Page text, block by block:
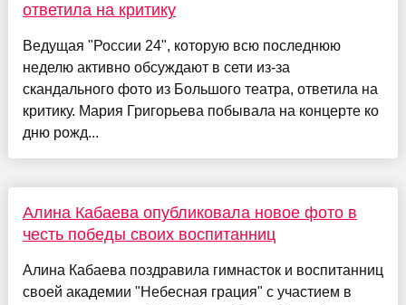
ответила на критику
Ведущая "России 24", которую всю последнюю
неделю активно обсуждают в сети из-за
скандального фото из Большого театра, ответила на
критику. Мария Григорьева побывала на концерте ко
дню рожд...
Алина Кабаева опубликовала новое фото в
честь победы своих воспитанниц
Алина Кабаева поздравила гимнасток и воспитанниц
своей академии "Небесная грация" с участием в